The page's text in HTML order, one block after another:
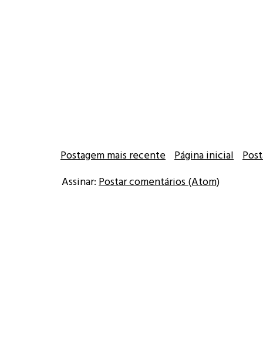
Postagem mais recente Página inicial
Assinar: Postar comentários (Atom)